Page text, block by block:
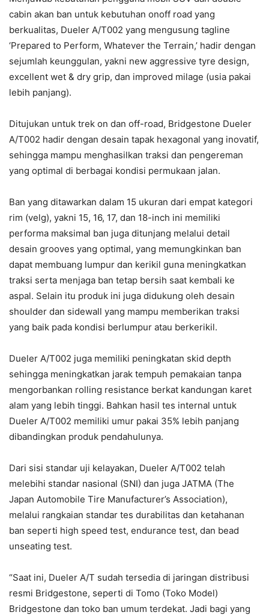
cabin akan ban untuk kebutuhan onoff road yang
berkualitas, Dueler A/T002 yang mengusung tagline
‘Prepared to Perform, Whatever the Terrain,’ hadir dengan
sejumlah keunggulan, yakni new aggressive tyre design,
excellent wet & dry grip, dan improved milage (usia pakai
lebih panjang).
Ditujukan untuk trek on dan off-road, Bridgestone Dueler
A/T002 hadir dengan desain tapak hexagonal yang inovatif,
sehingga mampu menghasilkan traksi dan pengereman
yang optimal di berbagai kondisi permukaan jalan.
Ban yang ditawarkan dalam 15 ukuran dari empat kategori
rim (velg), yakni 15, 16, 17, dan 18-inch ini memiliki
performa maksimal ban juga ditunjang melalui detail
desain grooves yang optimal, yang memungkinkan ban
dapat membuang lumpur dan kerikil guna meningkatkan
traksi serta menjaga ban tetap bersih saat kembali ke
aspal. Selain itu produk ini juga didukung oleh desain
shoulder dan sidewall yang mampu memberikan traksi
yang baik pada kondisi berlumpur atau berkerikil.
Dueler A/T002 juga memiliki peningkatan skid depth
sehingga meningkatkan jarak tempuh pemakaian tanpa
mengorbankan rolling resistance berkat kandungan karet
alam yang lebih tinggi. Bahkan hasil tes internal untuk
Dueler A/T002 memiliki umur pakai 35% lebih panjang
dibandingkan produk pendahulunya.
Dari sisi standar uji kelayakan, Dueler A/T002 telah
melebihi standar nasional (SNI) dan juga JATMA (The
Japan Automobile Tire Manufacturer’s Association),
melalui rangkaian standar tes durabilitas dan ketahanan
ban seperti high speed test, endurance test, dan bead
unseating test.
“Saat ini, Dueler A/T sudah tersedia di jaringan distribusi
resmi Bridgestone, seperti di Tomo (Toko Model)
Bridgestone dan toko ban umum terdekat. Jadi bagi yang